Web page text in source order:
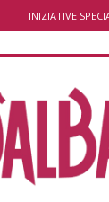
INIZIATIVE